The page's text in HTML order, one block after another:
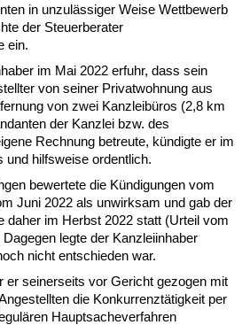
in unzulässiger Weise Wettbewerb
der Steuerberater
ein.
im Mai 2022 erfuhr, dass sein
von seiner Privatwohnung aus
von zwei Kanzleibüros (2,8 km
der Kanzlei bzw. des
Rechnung betreute, kündigte er im
und hilfsweise ordentlich.
bewertete die Kündigungen vom
Juni 2022 als unwirksam und gab der
daher im Herbst 2022 statt (Urteil vom
legte der Kanzleiinhaber
nicht entschieden war.
er seinerseits vor Gericht gezogen mit
die Konkurrenztätigkeit per
Hauptsacheverfahren